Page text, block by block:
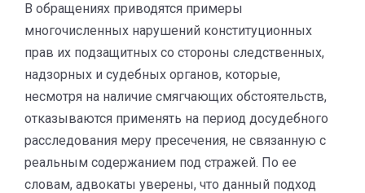
В обращениях приводятся примеры
многочисленных нарушений конституционных
прав их подзащитных со стороны следственных,
надзорных и судебных органов, которые,
несмотря на наличие смягчающих обстоятельств,
отказываются применять на период досудебного
расследования меру пресечения, не связанную с
реальным содержанием под стражей. По ее
словам, адвокаты уверены, что данный подход